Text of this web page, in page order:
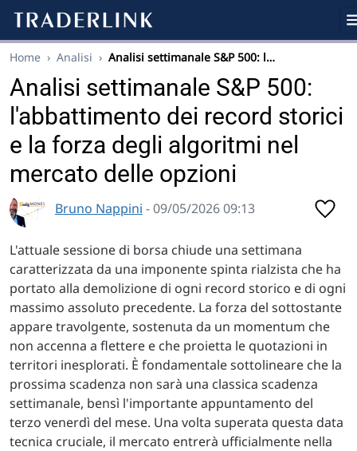
Home › Analisi › Analisi settimanale S&P 500: l…
Analisi settimanale S&P 500:
l'abbattimento dei record storici
e la forza degli algoritmi nel
mercato delle opzioni
Bruno Nappini - 09/05/2026 09:13
L'attuale sessione di borsa chiude una settimana
caratterizzata da una imponente spinta rialzista che ha
portato alla demolizione di ogni record storico e di ogni
massimo assoluto precedente. La forza del sottostante
appare travolgente, sostenuta da un momentum che
non accenna a flettere e che proietta le quotazioni in
territori inesplorati. È fondamentale sottolineare che la
prossima scadenza non sarà una classica scadenza
settimanale, bensì l'importante appuntamento del
terzo venerdì del mese. Una volta superata questa data
tecnica cruciale, il mercato entrerà ufficialmente nella